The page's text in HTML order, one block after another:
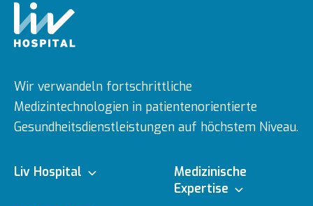
Wir verwandeln fortschrittliche
Medizintechnologien in patientenorientierte
Gesundheitsdienstleistungen auf höchstem Niveau.
Liv Hospital
Medizinische
Expertise